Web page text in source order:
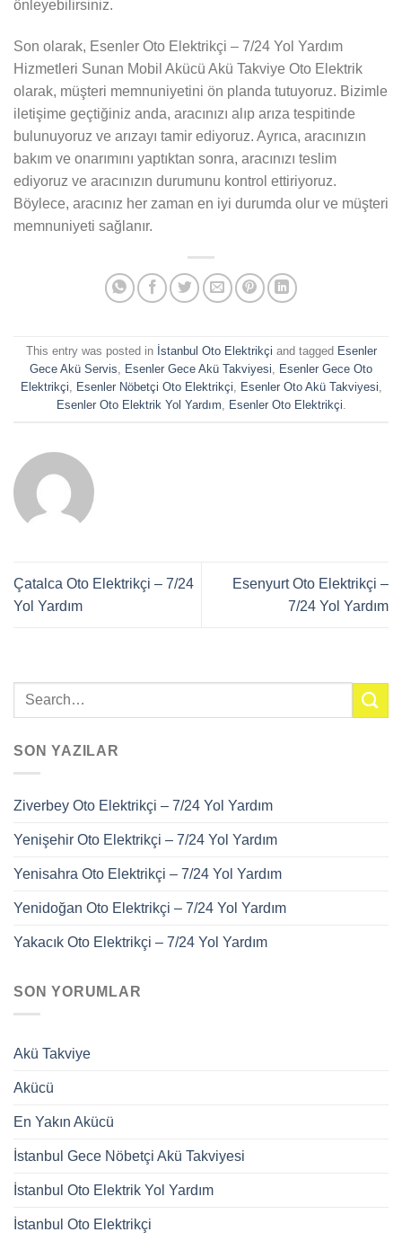
önleyebilirsiniz.
Son olarak, Esenler Oto Elektrikçi – 7/24 Yol Yardım
Hizmetleri Sunan Mobil Akücü Akü Takviye Oto Elektrik
olarak, müşteri memnuniyetini ön planda tutuyoruz. Bizimle
iletişime geçtiğiniz anda, aracınızı alıp arıza tespitinde
bulunuyoruz ve arızayı tamir ediyoruz. Ayrıca, aracınızın
bakım ve onarımını yaptıktan sonra, aracınızı teslim
ediyoruz ve aracınızın durumunu kontrol ettiriyoruz.
Böylece, aracınız her zaman en iyi durumda olur ve müşteri
memnuniyeti sağlanır.
This entry was posted in İstanbul Oto Elektrikçi and tagged Esenler
Gece Akü Servis, Esenler Gece Akü Takviyesi, Esenler Gece Oto
Elektrikçi, Esenler Nöbetçi Oto Elektrikçi, Esenler Oto Akü Takviyesi,
Esenler Oto Elektrik Yol Yardım, Esenler Oto Elektrikçi.
Çatalca Oto Elektrikçi – 7/24
Yol Yardım
Esenyurt Oto Elektrikçi –
7/24 Yol Yardım
SON YAZILAR
Ziverbey Oto Elektrikçi – 7/24 Yol Yardım
Yenişehir Oto Elektrikçi – 7/24 Yol Yardım
Yenisahra Oto Elektrikçi – 7/24 Yol Yardım
Yenidoğan Oto Elektrikçi – 7/24 Yol Yardım
Yakacık Oto Elektrikçi – 7/24 Yol Yardım
SON YORUMLAR
Akü Takviye
Akücü
En Yakın Akücü
İstanbul Gece Nöbetçi Akü Takviyesi
İstanbul Oto Elektrik Yol Yardım
İstanbul Oto Elektrikçi